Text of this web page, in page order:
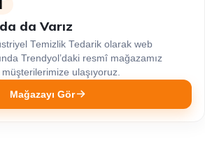
da Varız
Temizlik Tedarik olarak web
Trendyol’daki resmî mağazamız
ulaşıyoruz.
Mağazayı Gör